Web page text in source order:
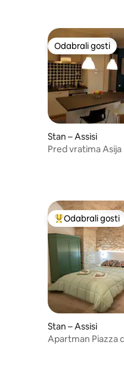
Odabrali gosti
Odabrali gosti
Stan – Assisi
Pred vratima Asija
Među najviše
Odabrali gosti
Stan – Assisi
Apartman Piazza